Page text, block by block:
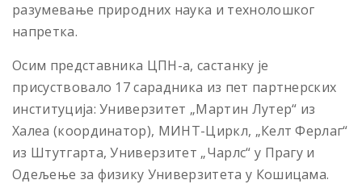
разумевање природних наука и технолошког
напретка.
Осим представника ЦПН-а, састанку је
присуствовало 17 сарадника из пет партнерских
институција: Универзитет „Мартин Лутер“ из
Халеа (координатор), МИНТ-Циркл, „Келт Ферлаг“
из Штутгарта, Универзитет „Чарлс“ у Прагу и
Одељење за физику Универзитета у Кошицама.